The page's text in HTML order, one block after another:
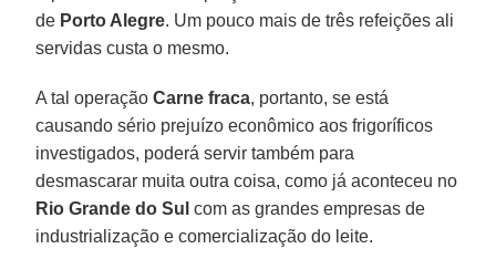
de Porto Alegre. Um pouco mais de três refeições ali
servidas custa o mesmo.
A tal operaçãoCarne fraca, portanto, se está
causando sério prejuízo econômico aos frigoríficos
investigados, poderá servir também para
desmascarar muita outra coisa, como já aconteceu no
Rio Grande do Sul com as grandes empresas de
industrialização e comercialização do leite.